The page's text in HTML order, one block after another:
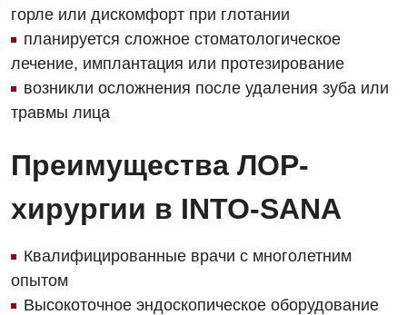
Детская кардиоревматология
Детская неврология
Детская ортопедия и травматология
Детская оториноларингология
Детская офтальмология
Детская хирургия
Детская эндокринология
Педиатрия
горле или дискомфорт при глотании
планируется сложное стоматологическое
лечение, имплантация или протезирование
возникли осложнения после удаления зуба или
травмы лица
Преимущества ЛОР-
хирургии в INTO-SANA
Квалифицированные врачи с многолетним
опытом
Высокоточное эндоскопическое оборудование